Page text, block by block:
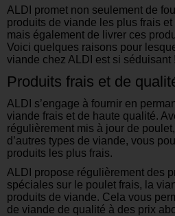
ALDI promet non seulement de
produits de viande les plus frais
mais également de livrer ces
Voici quelques raisons pour
viande chez ALDI est si séduisant !
Produits frais et de
ALDI s’engage à fournir en
viande frais et de haute qualité.
régulièrement mis à jour de
d’autres types de viande, vous
produits les plus frais.
ALDI propose régulièrement des
spéciales sur le poulet frais, la
produits de viande. Cela vous
de viande de qualité à des prix